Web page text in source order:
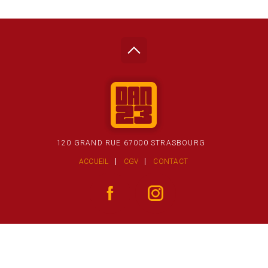
120 GRAND RUE 67000 STRASBOURG
ACCUEIL CGV CONTACT